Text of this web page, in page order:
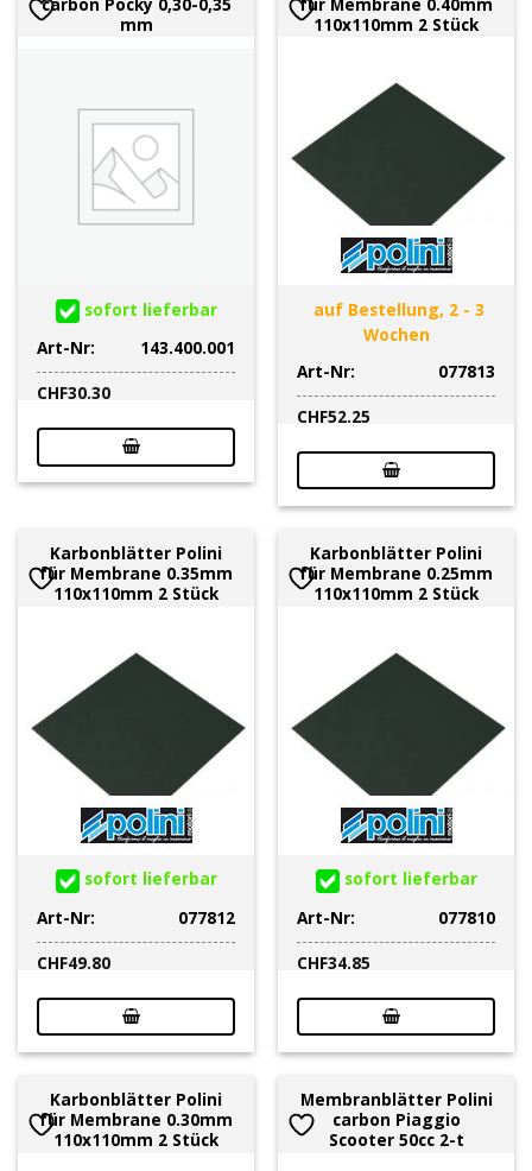
mm
sofort lieferbar
Art-Nr:
143.400.001
CHF30.30
110x110mm 2 Stück
auf Bestellung, 2 - 3
Wochen
Art-Nr:
077813
CHF52.25
Karbonblätter Polini
für Membrane 0.35mm
110x110mm 2 Stück
sofort lieferbar
Art-Nr:
077812
CHF49.80
Karbonblätter Polini
für Membrane 0.25mm
110x110mm 2 Stück
sofort lieferbar
Art-Nr:
077810
CHF34.85
Karbonblätter Polini
für Membrane 0.30mm
110x110mm 2 Stück
Membranblätter Polini
carbon Piaggio
Scooter 50cc 2-t